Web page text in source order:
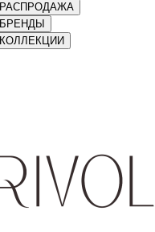
РАСПРОДАЖА
БРЕНДЫ
КОЛЛЕКЦИИ